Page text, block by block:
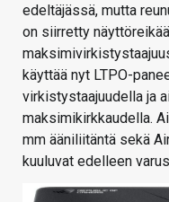
edeltäjässä, mutta
on siirretty
käyttää nyt LTPO-
virkistystaajuudella ja
maksimikirkkaudella.
mm ääniliitäntä sekä
kuuluvat edelleen